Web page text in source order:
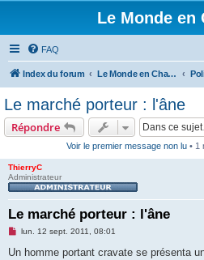
Le Monde en
FAQ
Index du forum Le Monde en Chantier
Le marché porteur : l'âne
Répondre
Voir le premier message non lu• 1
ThierryC
Administrateur
Le marché porteur : l'âne
M
s
lun. 12 sept. 2011, 08:01
Un homme portant cravate se présenta